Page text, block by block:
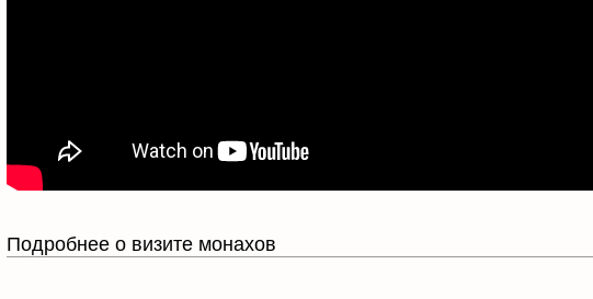
Подробнее о визите монахов